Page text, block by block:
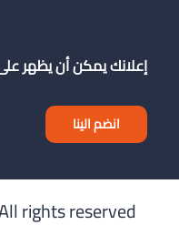
إعلانك يمكن أن يظهر
انضم الينا
rights reserved ©